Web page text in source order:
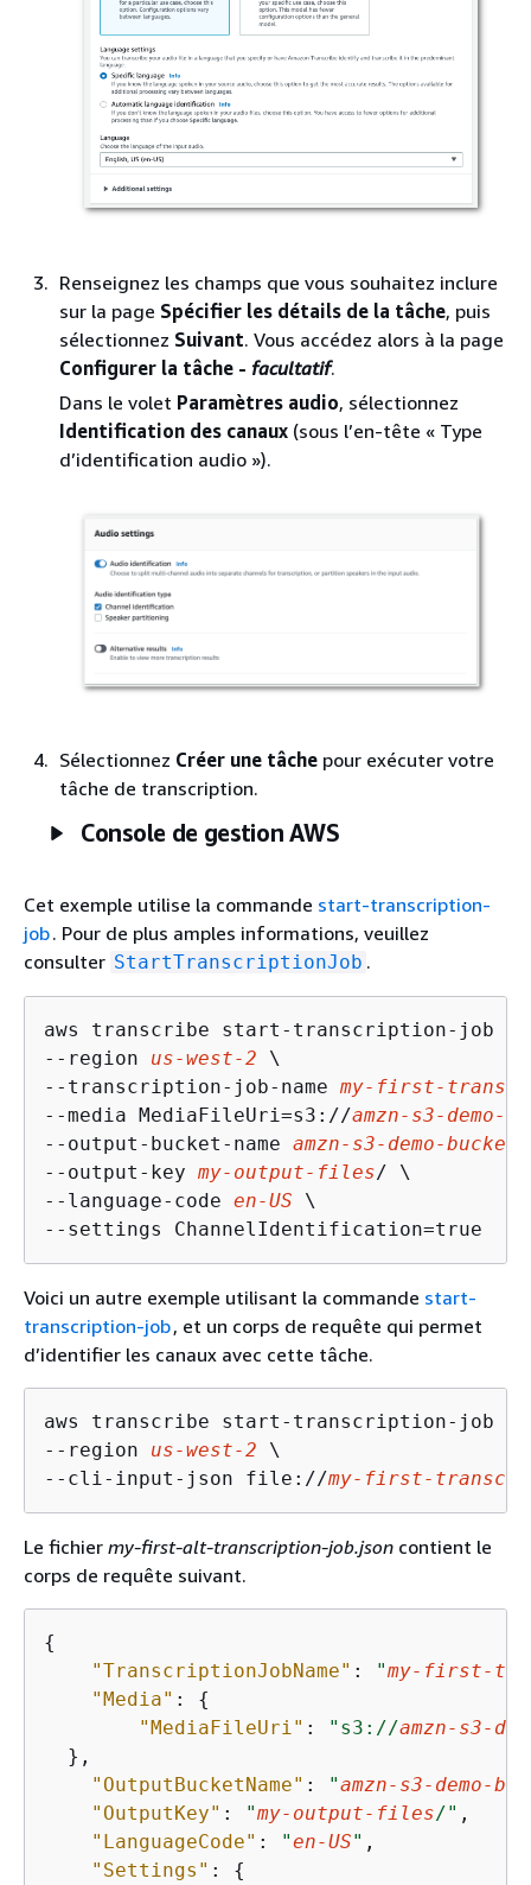
Renseignez les champs que vous souhaitez inclure
sur la page Spécifier les détails de la tâche, puis
sélectionnez Suivant. Vous accédez alors à la page
Configurer la tâche - facultatif.
Dans le volet Paramètres audio, sélectionnez
Identification des canaux (sous l’en-tête « Type
d’identification audio »).
Sélectionnez Créer une tâche pour exécuter votre
tâche de transcription.
Console de gestion AWS
Cet exemple utilise la commande start-transcription-
job. Pour de plus amples informations, veuillez
consulter StartTranscriptionJob .
aws transcribe start-transcription-job \
--region us-west-2 \
--transcription-job-name my-first-
--media MediaFileUri=s3://amzn-s3-demo-
--output-bucket-name amzn-s3-demo-bucket
--output-key my-output-files/ \
--language-code en-US \
--settings ChannelIdentification=true
Voici un autre exemple utilisant la commande start-
transcription-job, et un corps de requête qui permet
d’identifier les canaux avec cette tâche.
aws transcribe start-transcription-job \
--region us-west-2 \
--cli-input-json file://my-first-
Le fichier my-first-alt-transcription-job.json contient le
corps de requête suivant.
{
"TranscriptionJobName" : "my-first-
"Media" : {
"MediaFileUri" : "s3://amzn-s3-
  },
"OutputBucketName" : "amzn-s3-demo-
"OutputKey" : "my-output-files/" ,
"LanguageCode" : "en-US" ,
"Settings" : {